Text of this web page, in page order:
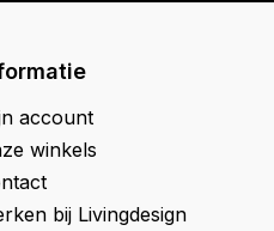
account
winkels
bij Livingdesign